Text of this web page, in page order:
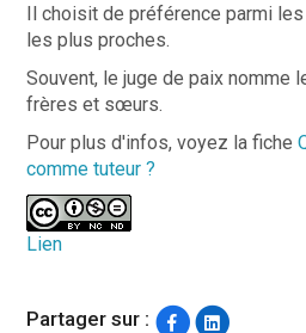
Il choisit de préférence parmi
les plus proches.
Souvent, le juge de paix nomme
frères et sœurs.
Pour plus d'infos, voyez la fiche
comme tuteur ?
Lien
Partager sur :